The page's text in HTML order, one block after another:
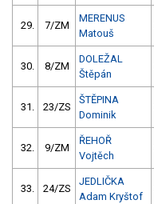
29. 7/ZM
MERENUS
Matouš
30. 8/ZM
DOLEŽAL
Štěpán
31. 23/ZS
ŠTĚPINA
Dominik
32. 9/ZM
ŘEHOŘ
Vojtěch
33. 24/ZS
JEDLIČKA
Adam Kryštof